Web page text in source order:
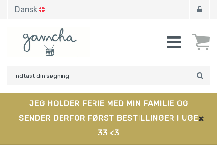
Dansk
JEG HOLDER FERIE MED MIN FAMILIE OG
SENDER DERFOR FØRST BESTILLINGER I UGE
33 <3